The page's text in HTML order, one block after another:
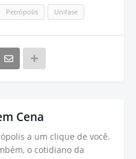
Petrópolis Unifase
Cena
a um clique de você.
o cotidiano da